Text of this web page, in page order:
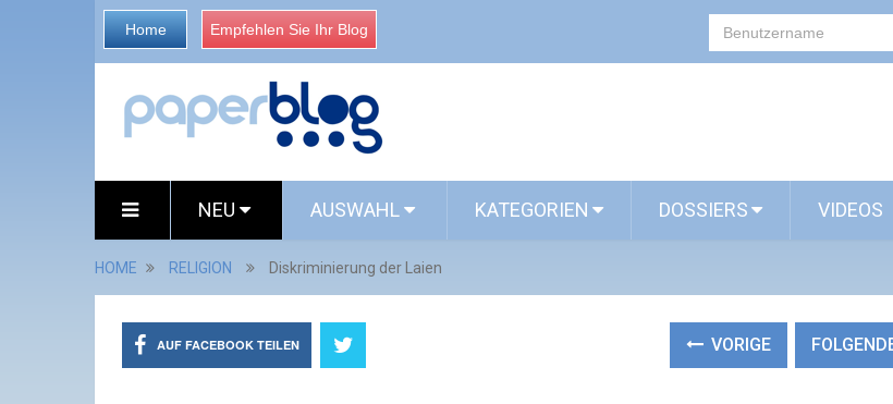
Home Empfehlen Sie Ihr Blog
NEU AUSWAHL KATEGORIEN DOSSIERS VIDEOS
HOME RELIGION Diskriminierung der Laien
AUF FACEBOOK TEILEN VORIGE